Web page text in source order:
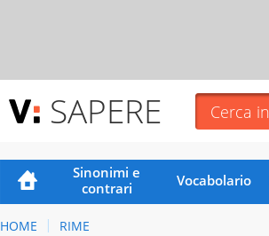
SAPERE
Sinonimi e
contrari
Vocabolario
HOME RIME